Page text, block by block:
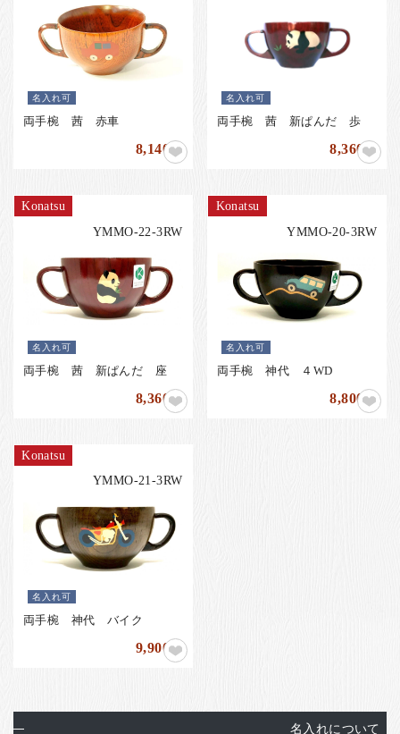
名入れ可
両手椀 茜 赤車
8,140円
名入れ可
両手椀 茜 新ぱんだ 歩
8,360円
Konatsu
YMMO-22-3RW
名入れ可
両手椀 茜 新ぱんだ 座
8,360円
Konatsu
YMMO-20-3RW
名入れ可
両手椀 神代 ４WD
8,800円
Konatsu
YMMO-21-3RW
名入れ可
両手椀 神代 バイク
9,900円
名入れについて